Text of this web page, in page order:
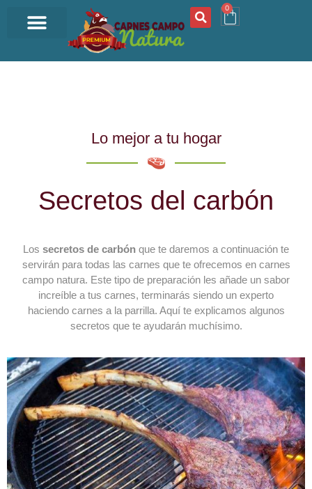
0
Lo mejor a tu hogar
Secretos del carbón
Los secretos de carbón que te daremos a continuación te
servirán para todas las carnes que te ofrecemos en carnes
campo natura. Este tipo de preparación les añade un sabor
increíble a tus carnes, terminarás siendo un experto
haciendo carnes a la parrilla. Aquí te explicamos algunos
secretos que te ayudarán muchísimo.